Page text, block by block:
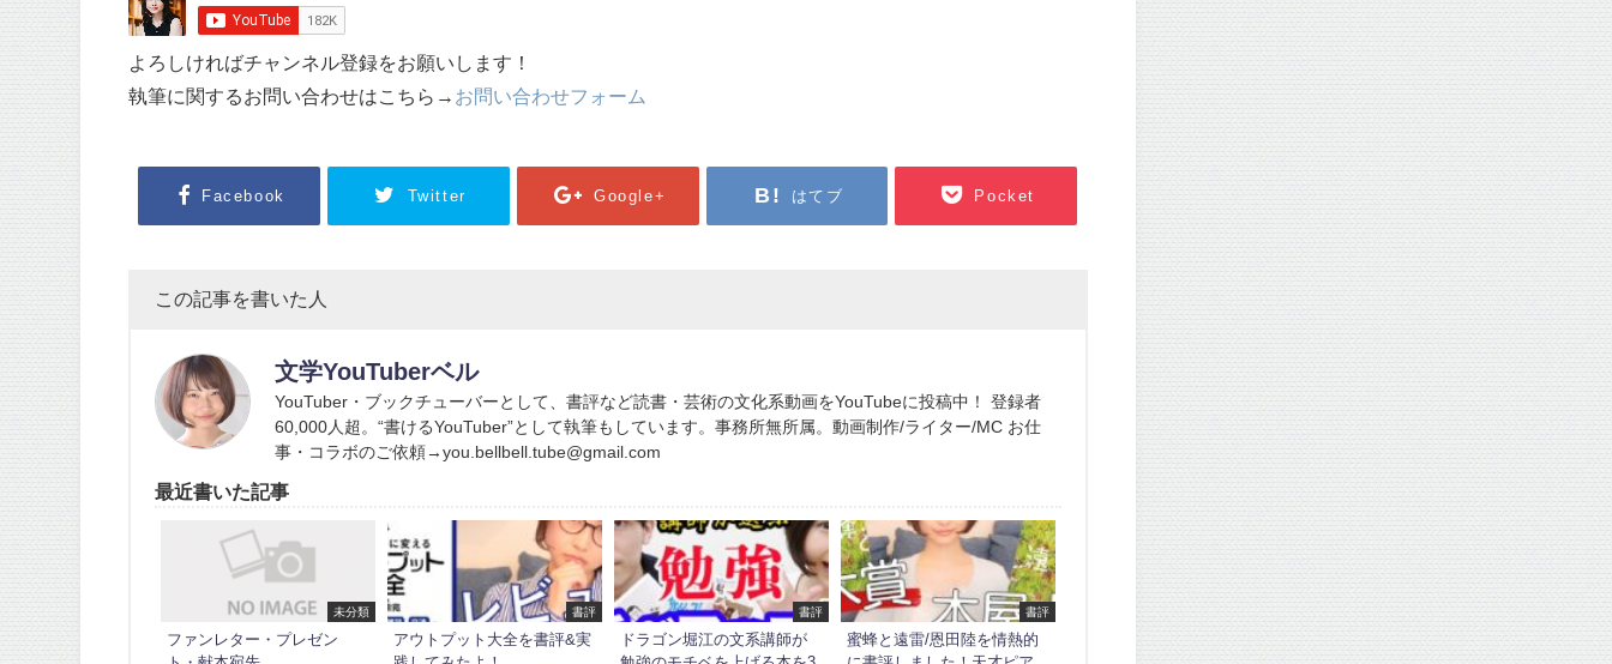
よろしければチャンネル登録をお願いします！
執筆に関するお問い合わせはこちら→ お問い合わせフォーム
Facebook Twitter Google+ はてブ Pocket
この記事を書いた人
文学YouTuberベル
YouTuber・ブックチューバーとして、書評など読書・芸術の文化系動画をYouTubeに投稿中！ 登録者
60,000人超。“書けるYouTuber”として執筆もしています。事務所無所属。動画制作/ライター/MC お仕
事・コラボのご依頼→you.bellbell.tube@gmail.com
最近書いた記事
未分類
ファンレター・プレゼン
書評
アウトプット大全を書評&実
書評
ドラゴン堀江の文系講師が
書評
蜜蜂と遠雷/恩田陸を情熱的